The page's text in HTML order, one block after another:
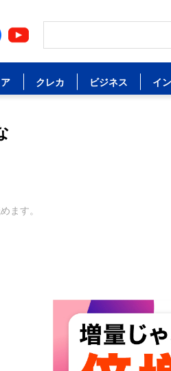
クレカ ビジネス イ
ます。